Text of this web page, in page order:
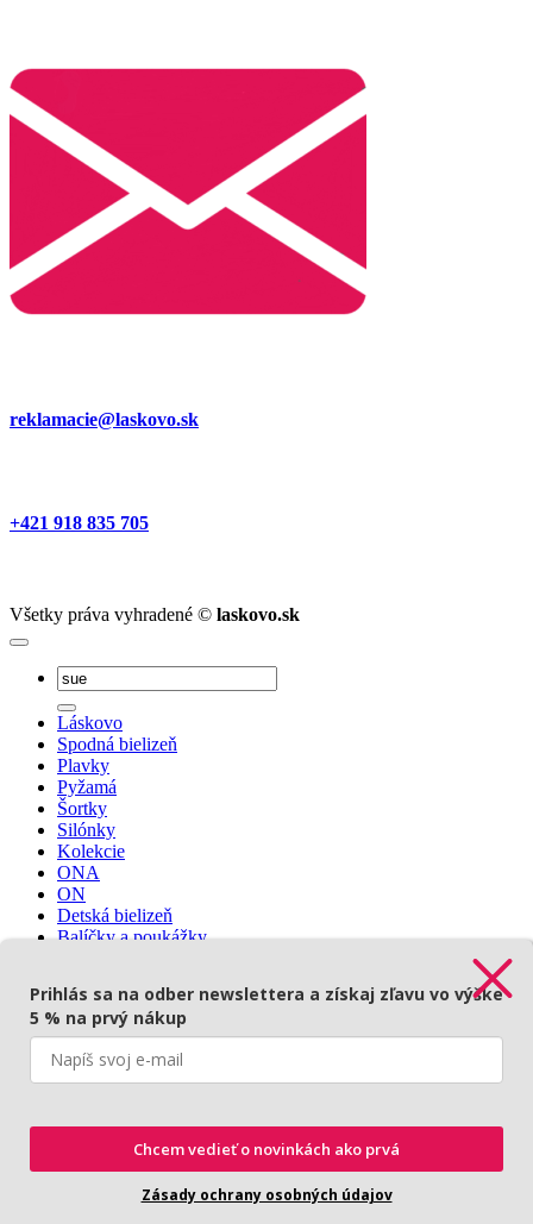
reklamacie@laskovo.sk
+421 918 835 705
Všetky práva vyhradené © laskovo.sk
Hľadať:
Láskovo
Spodná bielizeň
Plavky
Pyžamá
Šortky
Silónky
Kolekcie
ONA
ON
Detská bielizeň
Balíčky a poukážky
Prihlásenie
Heslo*Povinné
Prihlás sa na odber newslettera a získaj zľavu vo výške
5 % na prvý nákup
Chcem vedieť o novinkách ako prvá
Zásady ochrany osobných údajov